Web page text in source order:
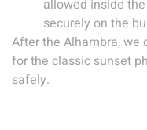
allowed inside
securely on the
After the Alhambra, we
for the classic sunset
safely.